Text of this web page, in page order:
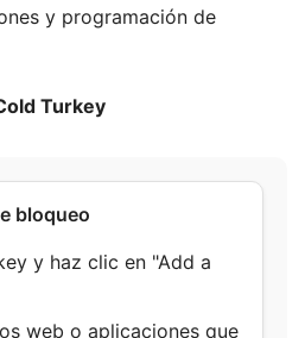
y programación de
Turkey
bloqueo
y haz clic en "Add a
web o aplicaciones que